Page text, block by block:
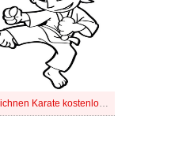
Zeichnen Karate kostenlos druckbar schlicht